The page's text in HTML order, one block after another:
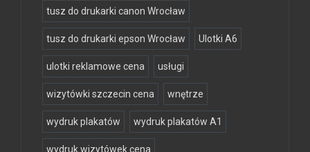
tusz do drukarki canon Wrocław
tusz do drukarki epson Wrocław Ulotki A6
ulotki reklamowe cena usługi
wizytówki szczecin cena wnętrze
wydruk plakatów wydruk plakatów A1
wydruk wizytówek cena